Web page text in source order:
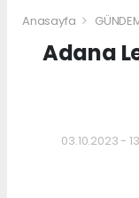
Anasayfa
Adana
03.10.2023 -